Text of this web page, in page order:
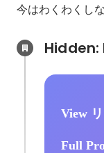
今はわくわくし
View
Full